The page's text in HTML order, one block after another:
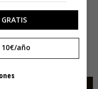
se convirtió en un
la guerra). Frank
en la pizarra el
la fecha.
reflexione: quiere
la bomba atómica.
10€/año